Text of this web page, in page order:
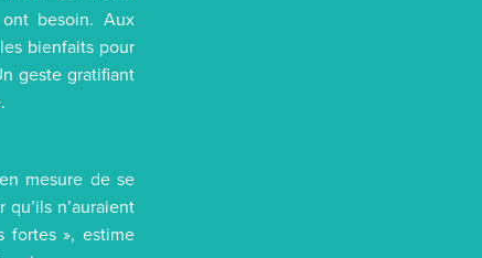
besoin. Aux
bienfaits pour
geste gratifiant
mesure de se
n’auraient
fortes », estime